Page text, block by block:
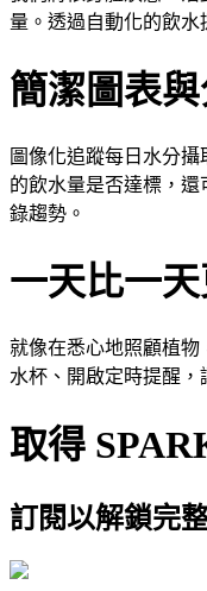
量。透過自動化的飲水
簡潔圖表
圖像化追蹤每日水分
的飲水量是否達標，
錄趨勢。
一天比一
就像在悉心地照顧植
水杯、開啟定時提醒，
取得
訂閱以解鎖完